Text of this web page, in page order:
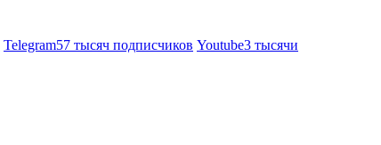
Telegram57 тысяч подписчиков Youtube3 тысячи